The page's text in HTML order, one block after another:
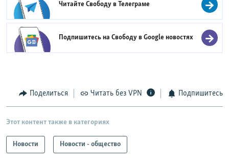
Читайте Свободу вТелеграме
Подпишитесь на Свободу вGoogle новостях
Поделиться Читать без VPN Подпишитесь
Этот контент также в категориях
Новости Новости - общество